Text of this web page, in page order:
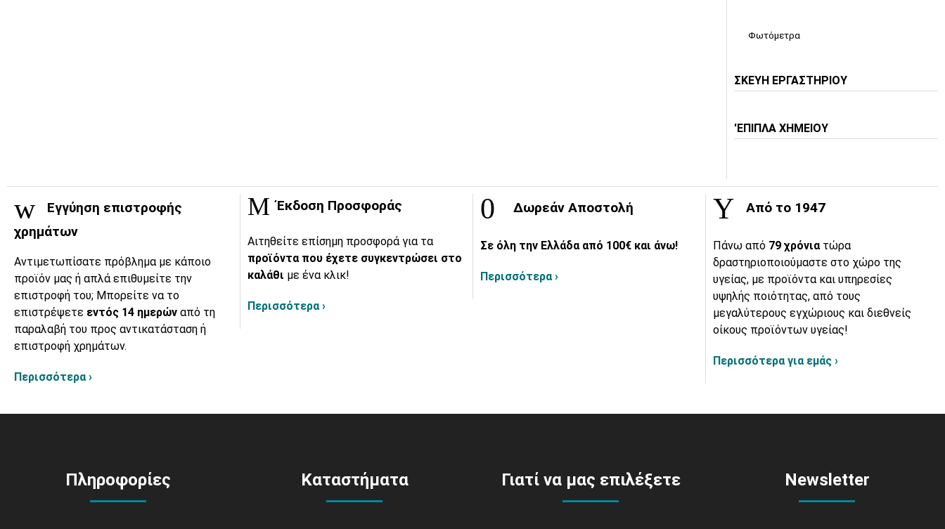
Φωτόμετρα
ΣΚΕΥΗ ΕΡΓΑΣΤΗΡΙΟΥ
'ΕΠΙΠΛΑ ΧΗΜΕΙΟΥ
Εγγύηση επιστροφής
χρημάτων
Αντιμετωπίσατε πρόβλημα με κάποιο
προϊόν μας ή απλά επιθυμείτε την
επιστροφή του; Μπορείτε να το
επιστρέψετε εντός 14 ημερών από τη
παραλαβή του προς αντικατάσταση ή
επιστροφή χρημάτων.
Περισσότερα ›
Έκδοση Προσφοράς
Αιτηθείτε επίσημη προσφορά για τα
προϊόντα που έχετε συγκεντρώσει στο
καλάθι με ένα κλικ!
Περισσότερα ›
Δωρεάν Αποστολή
Σε όλη την Ελλάδα από 100€ και άνω!
Περισσότερα ›
Από το 1947
Πάνω από 79 χρόνια τώρα
δραστηριοποιούμαστε στο χώρο της
υγείας, με προϊόντα και υπηρεσίες
υψηλής ποιότητας, από τους
μεγαλύτερους εγχώριους και διεθνείς
οίκους προϊόντων υγείας!
Περισσότερα για εμάς ›
Πληροφορίες Καταστήματα Γιατί να μας επιλέξετε Newsletter